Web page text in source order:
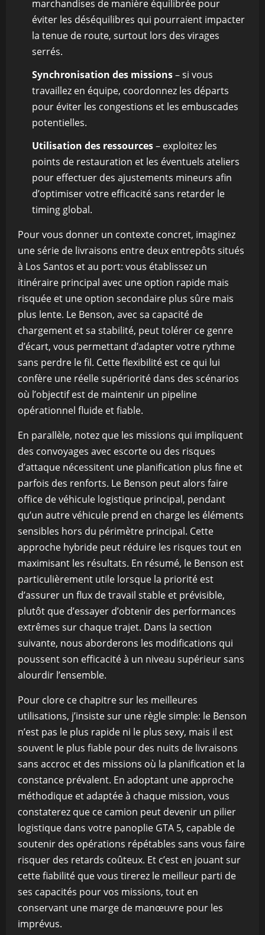
marchandises de manière équilibrée pour
éviter les déséquilibres qui pourraient impacter
la tenue de route, surtout lors des virages
serrés.
Synchronisation des missions– si vous
travaillez en équipe, coordonnez les départs
pour éviter les congestions et les embuscades
potentielles.
Utilisation des ressources– exploitez les
points de restauration et les éventuels ateliers
pour effectuer des ajustements mineurs afin
d’optimiser votre efficacité sans retarder le
timing global.
Pour vous donner un contexte concret, imaginez
une série de livraisons entre deux entrepôts situés
à Los Santos et au port: vous établissez un
itinéraire principal avec une option rapide mais
risquée et une option secondaire plus sûre mais
plus lente. Le Benson, avec sa capacité de
chargement et sa stabilité, peut tolérer ce genre
d’écart, vous permettant d’adapter votre rythme
sans perdre le fil. Cette flexibilité est ce qui lui
confère une réelle supériorité dans des scénarios
où l’objectif est de maintenir un pipeline
opérationnel fluide et fiable.
En parallèle, notez que les missions qui impliquent
des convoyages avec escorte ou des risques
d’attaque nécessitent une planification plus fine et
parfois des renforts. Le Benson peut alors faire
office de véhicule logistique principal, pendant
qu’un autre véhicule prend en charge les éléments
sensibles hors du périmètre principal. Cette
approche hybride peut réduire les risques tout en
maximisant les résultats. En résumé, le Benson est
particulièrement utile lorsque la priorité est
d’assurer un flux de travail stable et prévisible,
plutôt que d’essayer d’obtenir des performances
extrêmes sur chaque trajet. Dans la section
suivante, nous aborderons les modifications qui
poussent son efficacité à un niveau supérieur sans
alourdir l’ensemble.
Pour clore ce chapitre sur les meilleures
utilisations, j’insiste sur une règle simple: le Benson
n’est pas le plus rapide ni le plus sexy, mais il est
souvent le plus fiable pour des nuits de livraisons
sans accroc et des missions où la planification et la
constance prévalent. En adoptant une approche
méthodique et adaptée à chaque mission, vous
constaterez que ce camion peut devenir un pilier
logistique dans votre panoplie GTA 5, capable de
soutenir des opérations répétables sans vous faire
risquer des retards coûteux. Et c’est en jouant sur
cette fiabilité que vous tirerez le meilleur parti de
ses capacités pour vos missions, tout en
conservant une marge de manœuvre pour les
imprévus.